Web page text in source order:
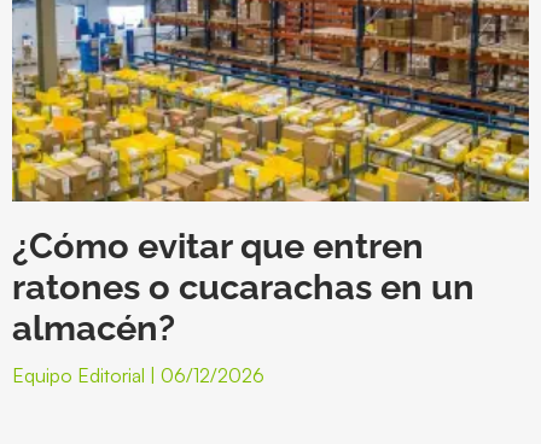
¿Cómo evitar que entren
ratones o cucarachas en un
almacén?
Equipo Editorial 06/12/2026